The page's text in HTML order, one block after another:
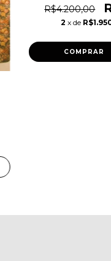
R$4.200,00
2 x de